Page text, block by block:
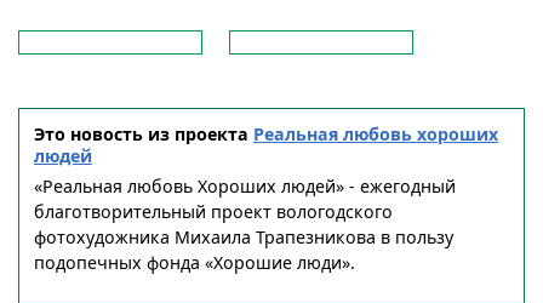
Это новость из проекта Реальная любовь хороших
людей
«Реальная любовь Хороших людей» - ежегодный
благотворительный проект вологодского
фотохудожника Михаила Трапезникова в пользу
подопечных фонда «Хорошие люди».